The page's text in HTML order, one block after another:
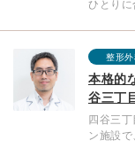
ひとりに
整形外
本格的
谷三丁
四谷三
ン施設